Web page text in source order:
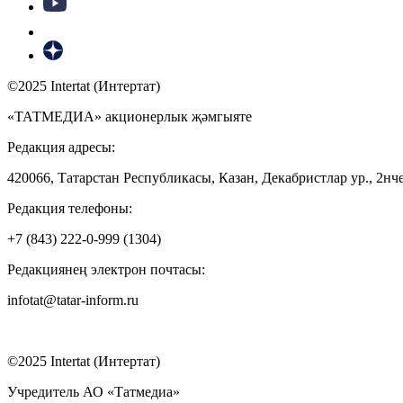
©2025 Intertat (Интертат)
«ТАТМЕДИА» акционерлык җәмгыяте
Редакция адресы:
420066, Татарстан Республикасы, Казан, Декабристлар ур.,
Редакция телефоны:
+7 (843) 222-0-999 (1304)
Редакциянең электрон почтасы:
infotat@tatar-inform.ru
©2025 Intertat (Интертат)
Учредитель АО «Татмедиа»